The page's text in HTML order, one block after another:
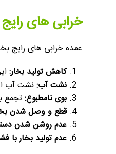
خرابی های
عمده خرابی های رایج
کاهش تولید بخار:
نشت آب:نشت آب
بوی نامطبوع:تجمع
قطع و وصل شدن
عدم روشن شدن
عدم تولید بخار با